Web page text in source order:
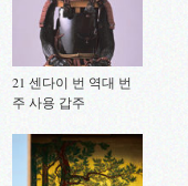
21 센다이 번 역대 번
주 사용 갑주